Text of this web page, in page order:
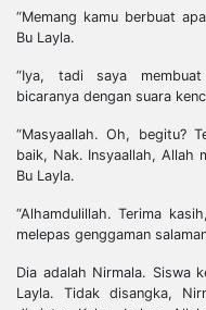
“Memang kamu berbuat
Bu Layla.
“Iya, tadi saya
bicaranya dengan suara
“Masyaallah. Oh, begitu?
baik, Nak. Insyaallah, Allah
Bu Layla.
“Alhamdulillah. Terima
melepas genggaman
Dia adalah Nirmala. Siswa
Layla. Tidak disangka,